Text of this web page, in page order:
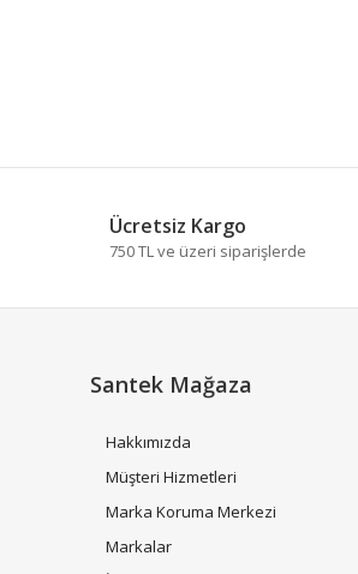
Ücretsiz Kargo
750 TL ve üzeri siparişlerde
Santek Mağaza
Hakkımızda
Müşteri Hizmetleri
Marka Koruma Merkezi
Markalar